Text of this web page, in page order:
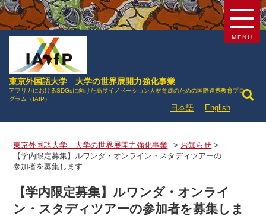
東京外国語大学 大学の世界展開力強化事業
アフリカにおけるSDGsに向けた高度イノベーション人材育成のための国際連携教育プロ
グラム（IAfP）
日本語 English
MENU
東京外国語大学 大学の世界展開力強化事業 > お知らせ >
【学内限定募集】ルワンダ・オンライン・スタディツアーの
参加者を募集します
【学内限定募集】ルワンダ・オンライ
ン・スタディツアーの参加者を募集しま